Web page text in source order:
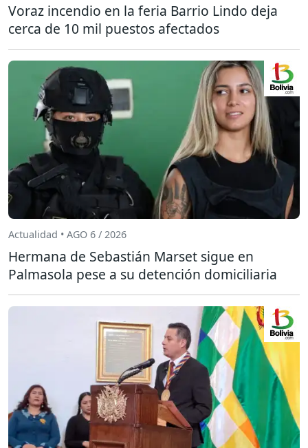
Voraz incendio en la feria Barrio Lindo deja
cerca de 10 mil puestos afectados
Actualidad • AGO 6 / 2026
Hermana de Sebastián Marset sigue en
Palmasola pese a su detención domiciliaria